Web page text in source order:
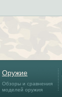
Оружие
Обзоры и сравнения
моделей оружия